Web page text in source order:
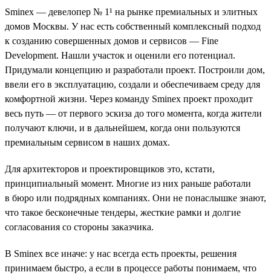
Sminex — девелопер № 1¹ на рынке премиальных и элитных
домов Москвы. У нас есть собственный комплексный подход
к созданию совершенных домов и сервисов — Fine
Development. Нашли участок и оценили его потенциал.
Придумали концепцию и разработали проект. Построили дом,
ввели его в эксплуатацию, создали и обеспечиваем среду для
комфортной жизни. Через команду Sminex проект проходит
весь путь — от первого эскиза до того момента, когда жители
получают ключи, и в дальнейшем, когда они пользуются
премиальным сервисом в наших домах.
Для архитекторов и проектировщиков это, кстати,
принципиальный момент. Многие из них раньше работали
в бюро или подрядных компаниях. Они не понаслышке знают,
что такое бесконечные тендеры, жесткие рамки и долгие
согласования со стороны заказчика.
В Sminex все иначе: у нас всегда есть проекты, решения
принимаем быстро, а если в процессе работы понимаем, что